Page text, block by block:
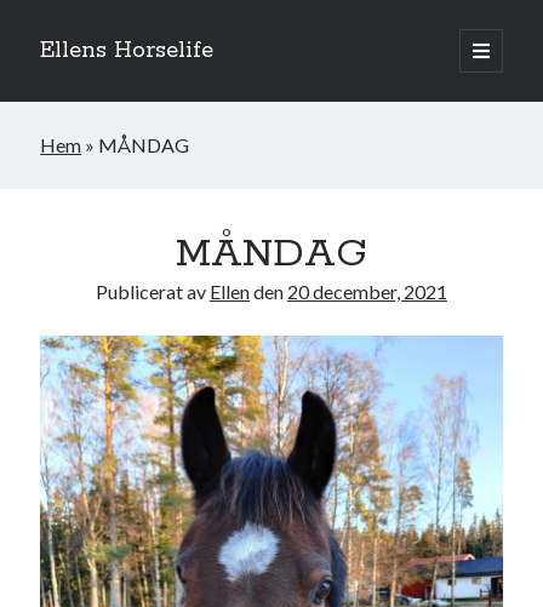
Ellens Horselife
öppna
primär
Sidopanel
Hej och välkomna till min blogg! Jag heter Ellen och är född 1996. På
denna bloggen kan ni följa min resa med hästarna, från ponnytävlingar i
dressyr & hoppning till MSV hopp & dressyr på stor häst.
Sök
Sök
Hem » MÅNDAG
MÅNDAG
Publicerat av Ellenden 20 december, 2021